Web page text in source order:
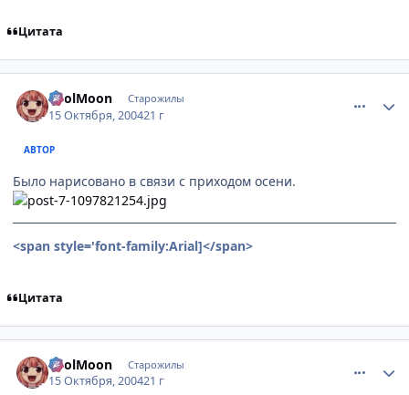
Цитата
FoolMoon Старожилы
15 Октября, 200421 г
АВТОР
Было нарисовано в связи с приходом осени.
<span style='font-family:Arial]</span>
Цитата
FoolMoon Старожилы
15 Октября, 200421 г